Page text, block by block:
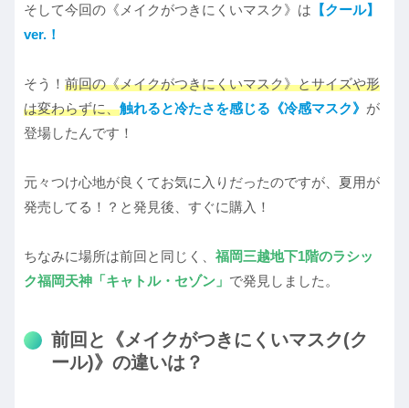
そして今回の《メイクがつきにくいマスク》は 【クール】
ver.！
そう！ 前回の《メイクがつきにくいマスク》とサイズや形
は変わらずに、触れると冷たさを感じる《冷感マスク》 が
登場したんです！
元々つけ心地が良くてお気に入りだったのですが、夏用が
発売してる！？と発見後、すぐに購入！
ちなみに場所は前回と同じく、 福岡三越地下1階のラシッ
ク福岡天神「キャトル・セゾン」 で発見しました。
前回と《メイクがつきにくいマスク(ク
ール)》の違いは？